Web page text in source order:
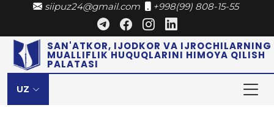
siipuz24@gmail.com +998(99) 808-15-55
SAN'ATKOR, IJODKOR VA IJROCHILARNING
MUALLIFLIK HUQUQLARINI HIMOYA QILISH
PALATASI
UZ